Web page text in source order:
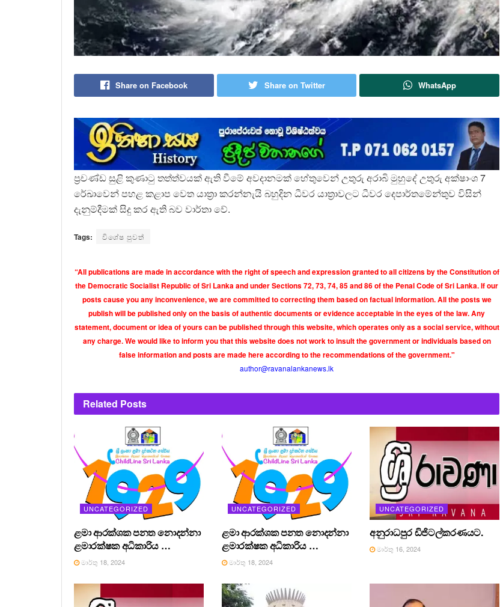
Share on Facebook Share on Twitter WhatsApp
ප්‍රචණ්ඩ සුළි කුණාටු තත්ත්වයක් ඇති වීමේ අවදානමක් හේතුවෙන් උතුරු අරාබි මුහුදේ උතුරු අක්ෂාංශ 7
රේඛාවෙන් පහළ කළාප වෙත යාත්‍රා කරන්නැයි බහුදින ධීවර යාත්‍රාවලට ධීවර දෙපාර්තමේන්තුව විසින්
දැනුම්දීමක් සිදු කර ඇති බව වාර්තා වේ.
Tags: විශේෂ පුවත්
“All publications are made in accordance with the right of speech and expression granted to all citizens by the Constitution of
the Democratic Socialist Republic of Sri Lanka and under Sections 72, 73, 74, 85 and 86 of the Penal Code of Sri Lanka. If our
posts cause you any inconvenience, we are committed to correcting them based on factual information. All the posts we
publish will be published only on the basis of authentic documents or evidence acceptable in the eyes of the law. Any
statement, document or idea of yours can be published through this website, which operates only as a social service, without
any charge. We would like to inform you that this website does not work to insult the government or individuals based on
false information and posts are made here according to the recommendations of the government."
author@ravanalankanews.lk
Related Posts
UNCATEGORIZED
ළමා ආරක්ශක පනත නොදන්නා
ළමාරක්ෂක අධිකාරිය …
මාර්තු 18, 2024
UNCATEGORIZED
ළමා ආරක්ශක පනත නොදන්නා
ළමාරක්ෂක අධිකාරිය …
මාර්තු 18, 2024
UNCATEGORIZED
අනුරාධපුර ඩිජිටල්කරණයට.
මාර්තු 16, 2024